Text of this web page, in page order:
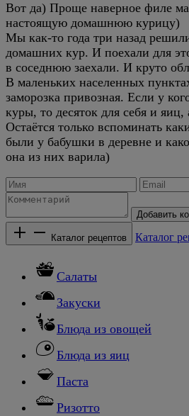
Вот да) Проще наверное филе
настоящую домашнюю курицу)
Мы как-то года три назад
домашних кур. И поехали для
в соседнюю заехали. И круто
В маленьких населенных
заморозка привозная. Если у
куры, то десяток для себя и яиц,
Остаётся только вспоминать
были у бабушки в деревне и
она из них варила)
Добавить
Каталог рецептов Каталог
Салаты
Закуски
Блюда из овощей
Блюда из яиц
Паста
Ризотто